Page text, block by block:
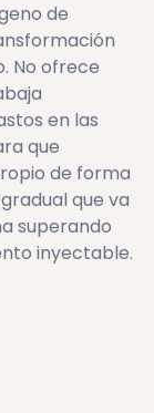
de
No ofrece
en las
que
de forma
que va
superando
inyectable.